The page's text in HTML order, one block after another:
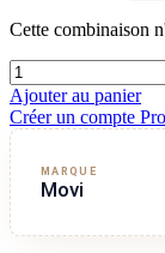
Cette combinaison
Ajouter au panier
Créer un compte Pro
MARQUE
Movi